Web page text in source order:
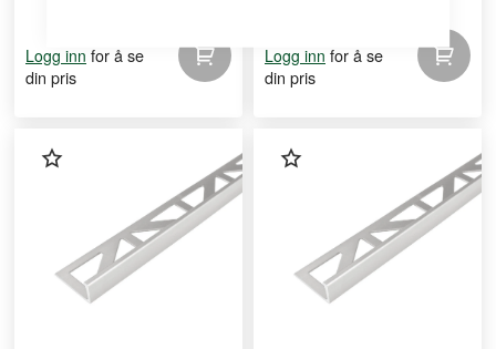
Logg inn for å se
din pris
Logg inn for å se
din pris